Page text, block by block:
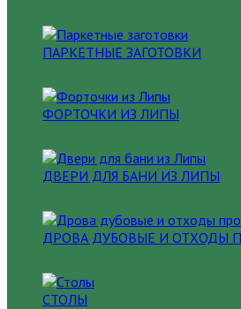
ПАРКЕТНЫЕ ЗАГОТОВКИ
ФОРТОЧКИ ИЗ ЛИПЫ
ДВЕРИ ДЛЯ БАНИ ИЗ ЛИПЫ
ДРОВА ДУБОВЫЕ И ОТХОДЫ
СТОЛЫ